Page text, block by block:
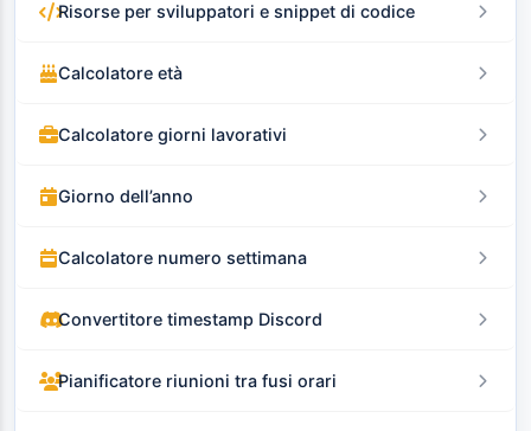
Risorse per sviluppatori e snippet di codice
Calcolatore età
Calcolatore giorni lavorativi
Giorno dell’anno
Calcolatore numero settimana
Convertitore timestamp Discord
Pianificatore riunioni tra fusi orari